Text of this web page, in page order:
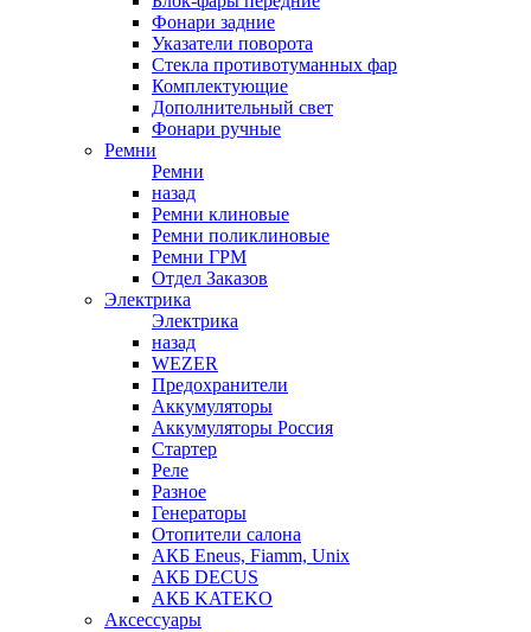
Фонари задние
Указатели поворота
Стекла противотуманных фар
Комплектующие
Дополнительный свет
Фонари ручные
Ремни
Ремни
назад
Ремни клиновые
Ремни поликлиновые
Ремни ГРМ
Отдел Заказов
Электрика
Электрика
назад
WEZER
Предохранители
Аккумуляторы
Аккумуляторы Россия
Стартер
Реле
Разное
Генераторы
Отопители салона
АКБ Eneus, Fiamm, Unix
АКБ DECUS
АКБ KATEKO
Аксессуары